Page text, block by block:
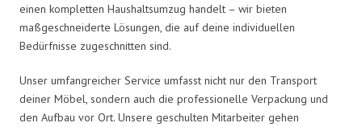
einen kompletten Haushaltsumzug handelt – wir bieten
maßgeschneiderte Lösungen, die auf deine individuellen
Bedürfnisse zugeschnitten sind.
Unser umfangreicher Service umfasst nicht nur den Transport
deiner Möbel, sondern auch die professionelle Verpackung und
den Aufbau vor Ort. Unsere geschulten Mitarbeiter gehen